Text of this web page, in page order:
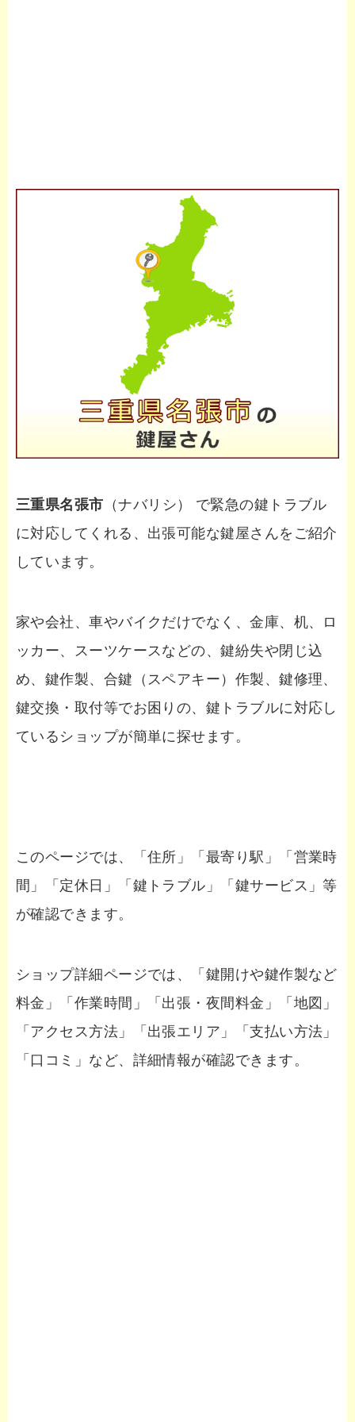
三重県名張市 （ナバリシ） で緊急の鍵トラブル
に対応してくれる、出張可能な鍵屋さんをご紹介
しています。
家や会社、車やバイクだけでなく、金庫、机、ロ
ッカー、スーツケースなどの、鍵紛失や閉じ込
め、鍵作製、合鍵（スペアキー）作製、鍵修理、
鍵交換・取付等でお困りの、鍵トラブルに対応し
ているショップが簡単に探せます。
このページでは、「住所」「最寄り駅」「営業時
間」「定休日」「鍵トラブル」「鍵サービス」等
が確認できます。
ショップ詳細ページでは、「鍵開けや鍵作製など
料金」「作業時間」「出張・夜間料金」「地図」
「アクセス方法」「出張エリア」「支払い方法」
「口コミ」など、詳細情報が確認できます。